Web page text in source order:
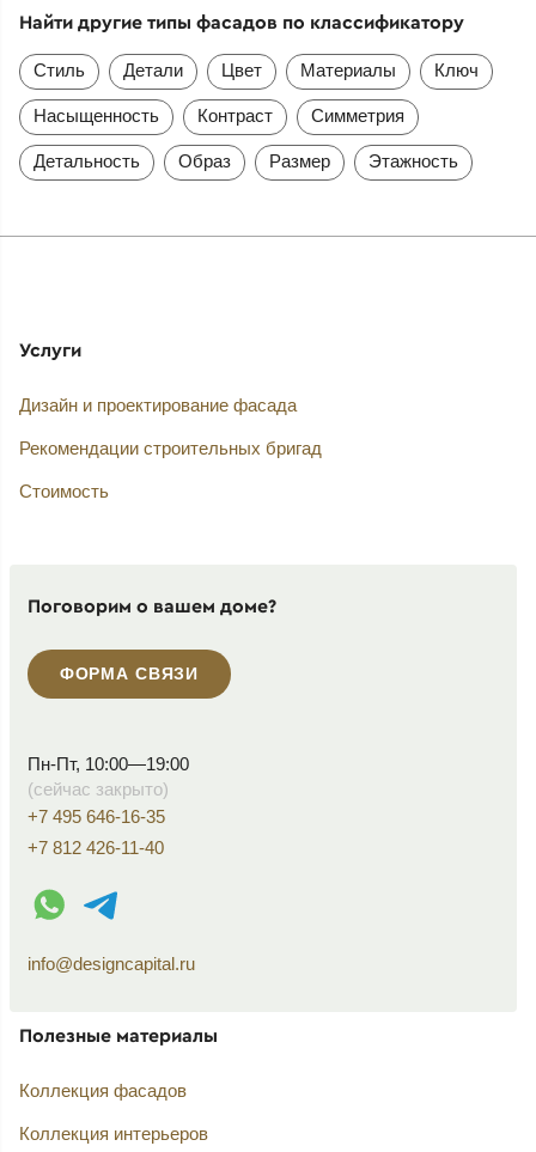
Найти другие типы фасадов по классификатору
Стиль Детали Цвет Материалы Ключ
Насыщенность Контраст Симметрия
Детальность Образ Размер Этажность
Услуги
Дизайн и проектирование фасада
Рекомендации строительных бригад
Стоимость
Поговорим о вашем доме?
ФОРМА СВЯЗИ
Пн-Пт, 10:00—19:00
(сейчас закрыто)
+7 495 646-16-35
+7 812 426-11-40
WhatsApp контакт
Telegram контакт
info@designcapital.ru
Полезные материалы
Коллекция фасадов
Коллекция интерьеров